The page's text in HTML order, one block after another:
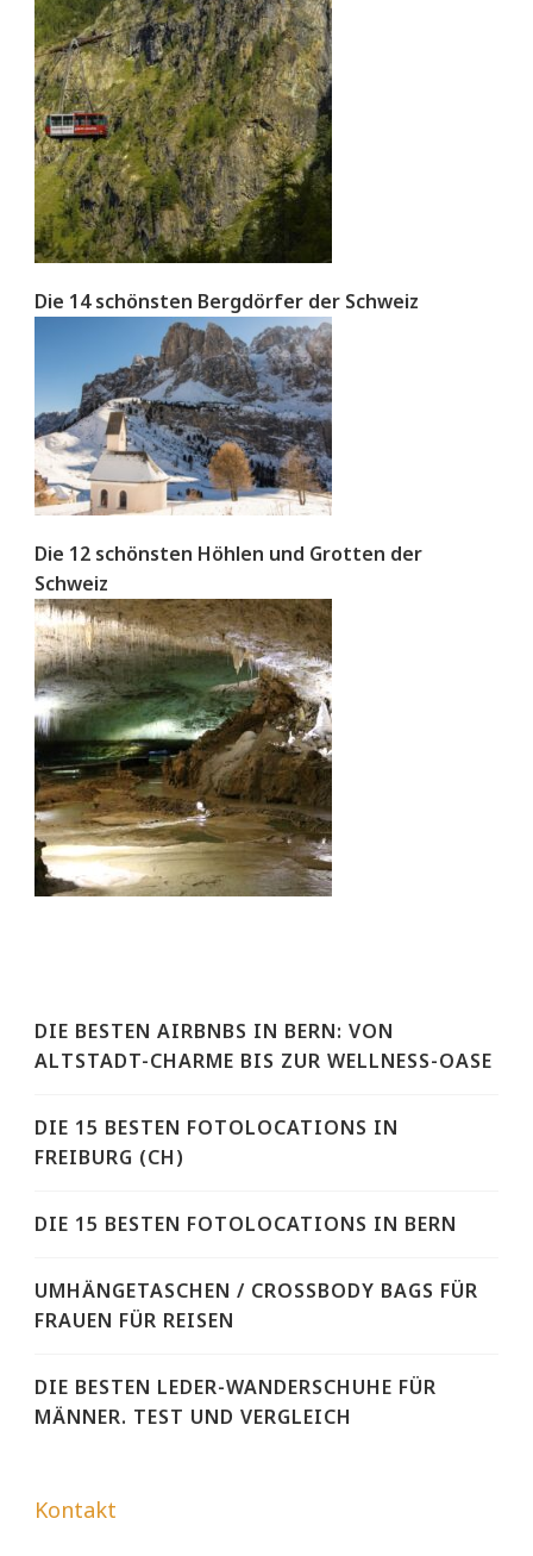
Die 14 schönsten Bergdörfer der Schweiz
Die 12 schönsten Höhlen und Grotten der
Schweiz
DIE BESTEN AIRBNBS IN BERN: VON
ALTSTADT-CHARME BIS ZUR WELLNESS-OASE
DIE 15 BESTEN FOTOLOCATIONS IN
FREIBURG (CH)
DIE 15 BESTEN FOTOLOCATIONS IN BERN
UMHÄNGETASCHEN / CROSSBODY BAGS FÜR
FRAUEN FÜR REISEN
DIE BESTEN LEDER-WANDERSCHUHE FÜR
MÄNNER. TEST UND VERGLEICH
Kontakt